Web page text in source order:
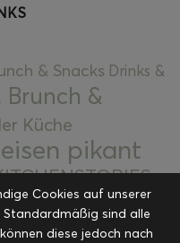
& Snacks Drinks &
Brunch &
Küche
pikant
Kuchen und
Mitbringsel &
Cookies auf unserer
Standardmäßig sind alle
diese jedoch nach